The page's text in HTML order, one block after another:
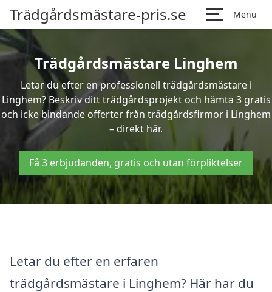
Trädgårdsmästare-pris.se Menu
Trädgårdsmästare Linghem
Letar du efter en professionell trädgårdsmästare i
Linghem? Beskriv ditt trädgårdsprojekt och hämta 3 gratis
och icke bindande offerter från trädgårdsfirmor i Linghem
– direkt här.
Få 3 erbjudanden, gratis och utan förpliktelser
Letar du efter en erfaren
trädgårdsmästare i Linghem? Här har du